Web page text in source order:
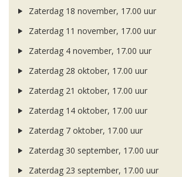
Zaterdag 18 november, 17.00 uur
Zaterdag 11 november, 17.00 uur
Zaterdag 4 november, 17.00 uur
Zaterdag 28 oktober, 17.00 uur
Zaterdag 21 oktober, 17.00 uur
Zaterdag 14 oktober, 17.00 uur
Zaterdag 7 oktober, 17.00 uur
Zaterdag 30 september, 17.00 uur
Zaterdag 23 september, 17.00 uur